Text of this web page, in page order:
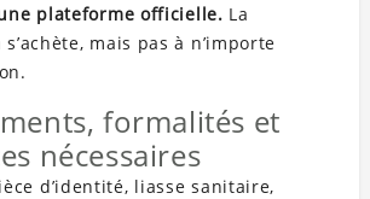
plateforme officielle. La
mais pas à n’importe
formalités et
nécessaires
d’identité, liasse sanitaire,